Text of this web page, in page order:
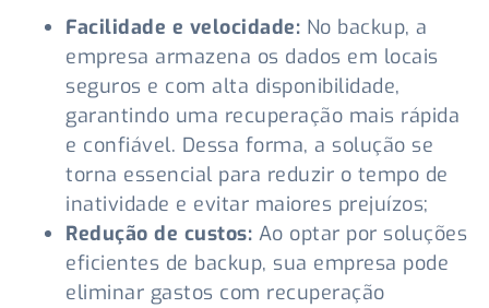
Facilidade e velocidade: No backup, a
empresa armazena os dados em locais
seguros e com alta disponibilidade,
garantindo uma recuperação mais rápida
e confiável. Dessa forma, a solução se
torna essencial para reduzir o tempo de
inatividade e evitar maiores prejuízos;
Redução de custos: Ao optar por soluções
eficientes de backup, sua empresa pode
eliminar gastos com recuperação